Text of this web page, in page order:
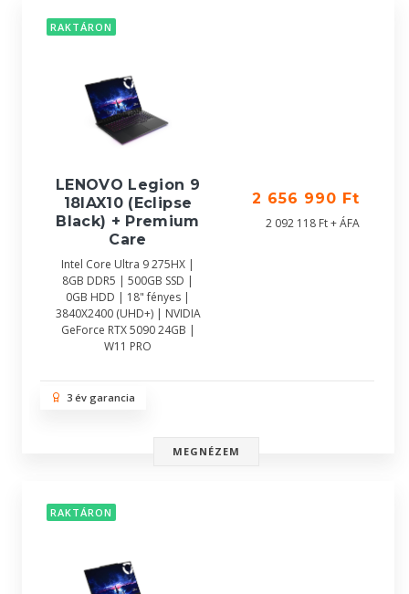
RAKTÁRON
LENOVO Legion 9
18IAX10 (Eclipse
Black) + Premium
Care
Intel Core Ultra 9 275HX |
8GB DDR5 | 500GB SSD |
0GB HDD | 18" fényes |
3840X2400 (UHD+) | NVIDIA
GeForce RTX 5090 24GB |
W11 PRO
2 656 990 Ft
2 092 118 Ft + ÁFA
3 év garancia
MEGNÉZEM
RAKTÁRON